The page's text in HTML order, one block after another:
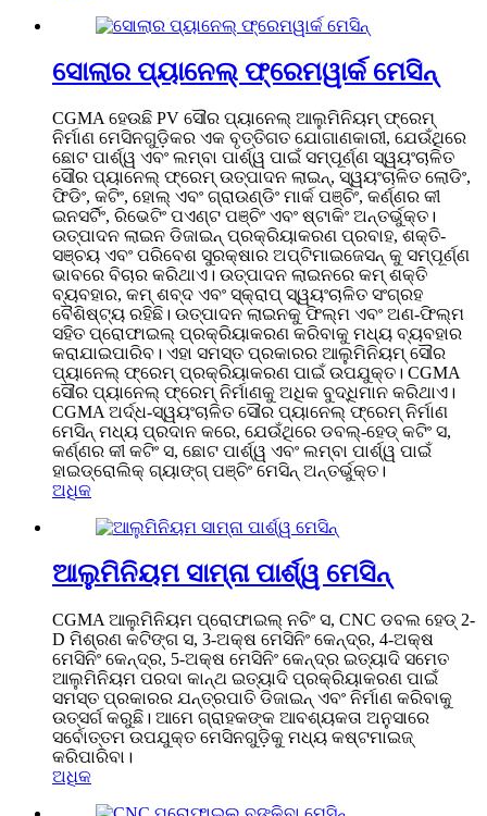
ସୋଲାର ପ୍ୟାନେଲ୍ ଫ୍ରେମୱାର୍କ ମେସିନ୍
CGMA ହେଉଛି PV ସୌର ପ୍ୟାନେଲ୍ ଆଲୁମିନିୟମ୍ ଫ୍ରେମ୍
ନିର୍ମାଣ ମେସିନଗୁଡ଼ିକର ଏକ ବୃତ୍ତିଗତ ଯୋଗାଣକାରୀ, ଯେଉଁଥିରେ
ଛୋଟ ପାର୍ଶ୍ୱ ଏବଂ ଲମ୍ବା ପାର୍ଶ୍ୱ ପାଇଁ ସମ୍ପୂର୍ଣ୍ଣ ସ୍ୱୟଂଚାଳିତ
ସୌର ପ୍ୟାନେଲ୍ ଫ୍ରେମ୍ ଉତ୍ପାଦନ ଲାଇନ୍, ସ୍ୱୟଂଚାଳିତ ଲୋଡିଂ,
ଫିଡିଂ, କଟିଂ, ହୋଲ୍ ଏବଂ ଗ୍ରାଉଣ୍ଡିଂ ମାର୍କ ପଞ୍ଚିଂ, କର୍ଣ୍ଣର କୀ
ଇନସର୍ଟିଂ, ରିଭେଟିଂ ପଏଣ୍ଟ ପଞ୍ଚିଂ ଏବଂ ଷ୍ଟାକିଂ ଅନ୍ତର୍ଭୁକ୍ତ।
ଉତ୍ପାଦନ ଲାଇନ ଡିଜାଇନ୍ ପ୍ରକ୍ରିୟାକରଣ ପ୍ରବାହ, ଶକ୍ତି-
ସଞ୍ଚୟ ଏବଂ ପରିବେଶ ସୁରକ୍ଷାର ଅପ୍ଟିମାଇଜେସନ୍ କୁ ସମ୍ପୂର୍ଣ୍ଣ
ଭାବରେ ବିଚାର କରିଥାଏ। ଉତ୍ପାଦନ ଲାଇନରେ କମ୍ ଶକ୍ତି
ବ୍ୟବହାର, କମ୍ ଶବ୍ଦ ଏବଂ ସ୍କ୍ରାପ୍ ସ୍ୱୟଂଚାଳିତ ସଂଗ୍ରହ
ବୈଶିଷ୍ଟ୍ୟ ରହିଛି। ଉତ୍ପାଦନ ଲାଇନକୁ ଫିଲ୍ମ ଏବଂ ଅଣ-ଫିଲ୍ମ
ସହିତ ପ୍ରୋଫାଇଲ୍ ପ୍ରକ୍ରିୟାକରଣ କରିବାକୁ ମଧ୍ୟ ବ୍ୟବହାର
କରାଯାଇପାରିବ। ଏହା ସମସ୍ତ ପ୍ରକାରର ଆଲୁମିନିୟମ୍ ସୌର
ପ୍ୟାନେଲ୍ ଫ୍ରେମ୍ ପ୍ରକ୍ରିୟାକରଣ ପାଇଁ ଉପଯୁକ୍ତ। CGMA
ସୌର ପ୍ୟାନେଲ୍ ଫ୍ରେମ୍ ନିର୍ମାଣକୁ ଅଧିକ ବୁଦ୍ଧିମାନ କରିଥାଏ।
CGMA ଅର୍ଦ୍ଧ-ସ୍ୱୟଂଚାଳିତ ସୌର ପ୍ୟାନେଲ୍ ଫ୍ରେମ୍ ନିର୍ମାଣ
ମେସିନ୍ ମଧ୍ୟ ପ୍ରଦାନ କରେ, ଯେଉଁଥିରେ ଡବଲ୍-ହେଡ୍ କଟିଂ ସ,
କର୍ଣ୍ଣର କୀ କଟିଂ ସ, ଛୋଟ ପାର୍ଶ୍ୱ ଏବଂ ଲମ୍ବା ପାର୍ଶ୍ୱ ପାଇଁ
ହାଇଡ୍ରୋଲିକ୍ ଗ୍ୟାଙ୍ଗ୍ ପଞ୍ଚିଂ ମେସିନ୍ ଅନ୍ତର୍ଭୁକ୍ତ।
ଅଧିକ
ଆଲୁମିନିୟମ ସାମ୍ନା ପାର୍ଶ୍ୱ ମେସିନ୍
CGMA ଆଲୁମିନିୟମ ପ୍ରୋଫାଇଲ୍ ନଚିଂ ସ, CNC ଡବଲ ହେଡ୍ 2-
D ମିଶ୍ରଣ କଟିଙ୍ଗ ସ, 3-ଅକ୍ଷ ମେସିନିଂ କେନ୍ଦ୍ର, 4-ଅକ୍ଷ
ମେସିନିଂ କେନ୍ଦ୍ର, 5-ଅକ୍ଷ ମେସିନିଂ କେନ୍ଦ୍ର ଇତ୍ୟାଦି ସମେତ
ଆଲୁମିନିୟମ ପରଦା କାନ୍ଥ ଇତ୍ୟାଦି ପ୍ରକ୍ରିୟାକରଣ ପାଇଁ
ସମସ୍ତ ପ୍ରକାରର ଯନ୍ତ୍ରପାତି ଡିଜାଇନ୍ ଏବଂ ନିର୍ମାଣ କରିବାକୁ
ଉତ୍ସର୍ଗ କରୁଛି। ଆମେ ଗ୍ରାହକଙ୍କ ଆବଶ୍ୟକତା ଅନୁସାରେ
ସର୍ବୋତ୍ତମ ଉପଯୁକ୍ତ ମେସିନଗୁଡ଼ିକୁ ମଧ୍ୟ କଷ୍ଟମାଇଜ୍
କରିପାରିବା।
ଅଧିକ